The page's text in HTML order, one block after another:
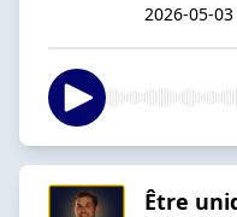
2026-05-03
Être